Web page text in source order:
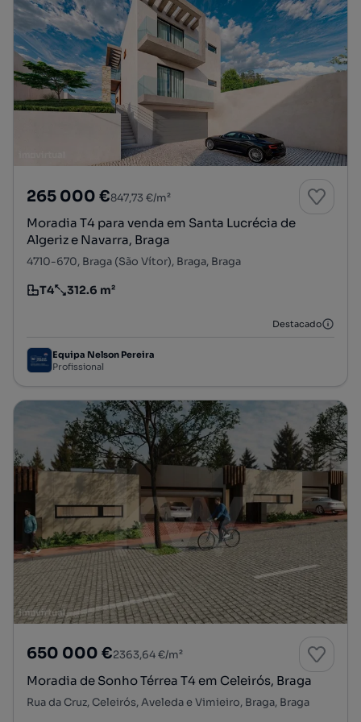
265 000 €847,73 €/m²
Moradia T4 para venda em Santa Lucrécia de
Algeriz e Navarra, Braga
4710-670, Braga (São Vítor), Braga, Braga
Tipologia
T4
Preço por metro quadrado
312.6 m²
Destacado
Equipa Nelson Pereira
Profissional
650 000 €2363,64 €/m²
Moradia de Sonho Térrea T4 em Celeirós, Braga
Rua da Cruz, Celeirós, Aveleda e Vimieiro, Braga, Braga